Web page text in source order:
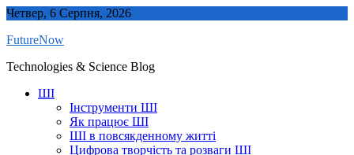
Skip
content
Четвер, 6 Серпня, 2026
FutureNow
Technologies & Science Blog
ШІ
Інструменти ШІ
Як працює ШІ
ШІ в повсякденному житті
Цифрова творчість та розваги ШІ